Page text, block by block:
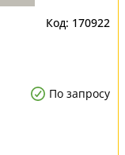
170922
По запросу